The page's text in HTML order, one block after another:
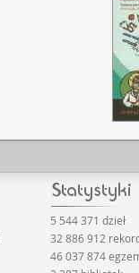
5 544 371 dzieł
32 886 912
46 037 874